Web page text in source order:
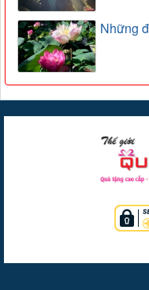
Những